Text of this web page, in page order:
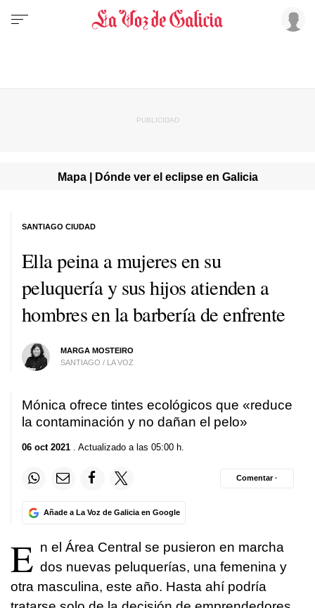
Mapa | Dónde ver el eclipse en Galicia
Ella peina a mujeres en su
peluquería y sus hijos atienden a
hombres en la barbería de enfrente
MARGA MOSTEIRO
SANTIAGO / LA VOZ
SANTIAGO CIUDAD
Mónica ofrece tintes ecológicos que «reduce
la contaminación y no dañan el pelo»
06 oct 2021 . Actualizado a las 05:00 h.
Añade a La Voz de Galicia en Google
Comentar ·
E n el Área Central se pusieron en marcha
dos nuevas peluquerías, una femenina y
otra masculina, este año. Hasta ahí podría